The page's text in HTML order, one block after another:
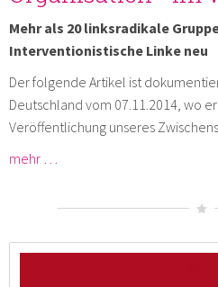
Mehr als 20 linksradikale
Interventionistische Linke neu
Der folgende Artikel ist
Deutschland vom 07.11.2014, wo
Veröffentlichung unseres
mehr …